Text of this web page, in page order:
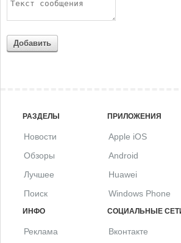
Добавить
РАЗДЕЛЫ
Новости
Обзоры
Лучшее
Поиск
ПРИЛОЖЕНИЯ
Apple iOS
Android
Huawei
Windows Phone
ИНФО
Реклама
СОЦИАЛЬНЫЕ
Вконтакте